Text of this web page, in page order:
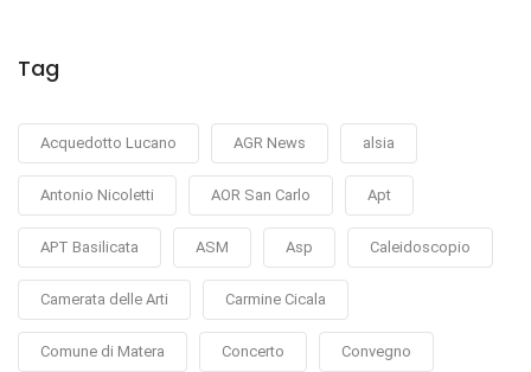
Tag
Acquedotto Lucano AGR News alsia
Antonio Nicoletti AOR San Carlo Apt
APT Basilicata ASM Asp Caleidoscopio
Camerata delle Arti Carmine Cicala
Comune di Matera Concerto Convegno